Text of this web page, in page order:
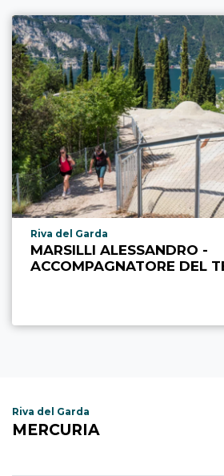
Località punto di interesse
Riva del Garda
MARSILLI ALESSANDRO -
ACCOMPAGNATORE DEL
Riva del Garda
MERCURIA